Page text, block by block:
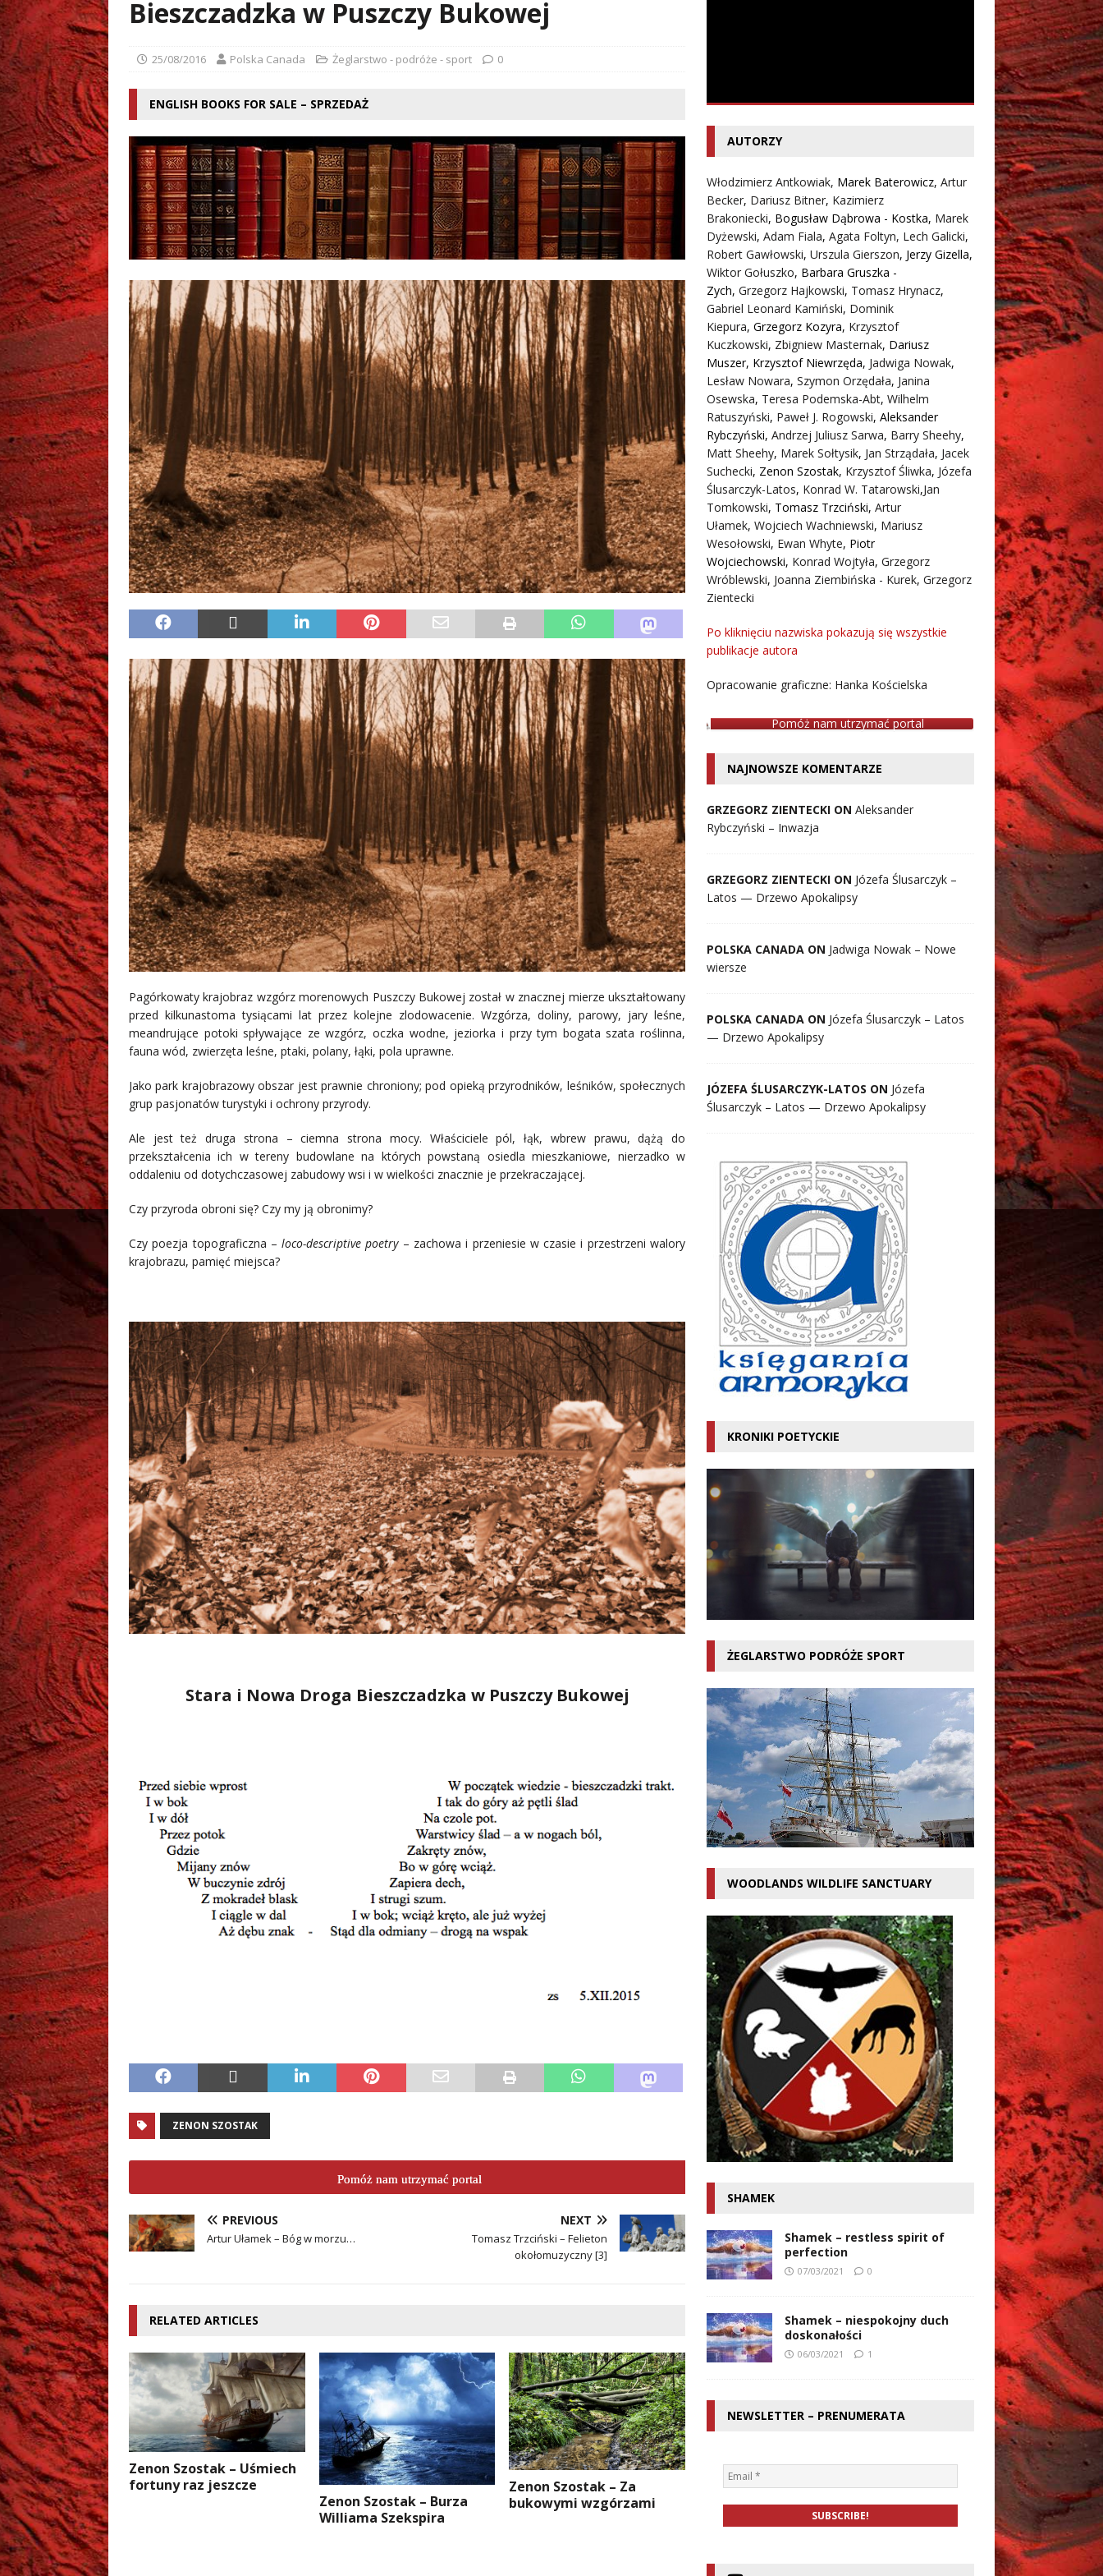
Bieszczadzka w Puszczy Bukowej
25/08/2016 Polska Canada Żeglarstwo - podróże - sport 0
ENGLISH BOOKS FOR SALE – SPRZEDAŻ
Pagórkowaty krajobraz wzgórz morenowych Puszczy Bukowej został w znacznej mierze ukształtowany
przed kilkunastoma tysiącami lat przez kolejne zlodowacenie. Wzgórza, doliny, parowy, jary leśne,
meandrujące potoki spływające ze wzgórz, oczka wodne, jeziorka i przy tym bogata szata roślinna,
fauna wód, zwierzęta leśne, ptaki, polany, łąki, pola uprawne.
Jako park krajobrazowy obszar jest prawnie chroniony; pod opieką przyrodników, leśników, społecznych
grup pasjonatów turystyki i ochrony przyrody.
Ale jest też druga strona – ciemna strona mocy. Właściciele pól, łąk, wbrew prawu, dążą do
przekształcenia ich w tereny budowlane na których powstaną osiedla mieszkaniowe, nierzadko w
oddaleniu od dotychczasowej zabudowy wsi i w wielkości znacznie je przekraczającej.
Czy przyroda obroni się? Czy my ją obronimy?
Czy poezja topograficzna –loco-descriptive poetry– zachowa i przeniesie w czasie i przestrzeni walory
krajobrazu, pamięć miejsca?
Stara i Nowa Droga Bieszczadzka w Puszczy Bukowej
ZENON SZOSTAK
Pomóż nam utrzymać portal
PREVIOUS
Artur Ułamek – Bóg w morzu…
NEXT
Tomasz Trzciński – Felieton
okołomuzyczny [3]
RELATED ARTICLES
Zenon Szostak – Uśmiech
fortuny raz jeszcze
Zenon Szostak – Burza
Williama Szekspira
Zenon Szostak – Za
bukowymi wzgórzami
AUTORZY
Włodzimierz Antkowiak, Marek Baterowicz, Artur
Becker, Dariusz Bitner, Kazimierz
Brakoniecki, Bogusław Dąbrowa - Kostka, Marek
Dyżewski, Adam Fiala, Agata Foltyn, Lech Galicki,
Robert Gawłowski, Urszula Gierszon, Jerzy Gizella,
Wiktor Gołuszko, Barbara Gruszka -
Zych, Grzegorz Hajkowski, Tomasz Hrynacz,
Gabriel Leonard Kamiński, Dominik
Kiepura, Grzegorz Kozyra, Krzysztof
Kuczkowski, Zbigniew Masternak, Dariusz
Muszer, Krzysztof Niewrzęda, Jadwiga Nowak,
Lesław Nowara, Szymon Orzędała, Janina
Osewska, Teresa Podemska-Abt, Wilhelm
Ratuszyński, Paweł J. Rogowski, Aleksander
Rybczyński, Andrzej Juliusz Sarwa, Barry Sheehy,
Matt Sheehy, Marek Sołtysik, Jan Strządała, Jacek
Suchecki, Zenon Szostak, Krzysztof Śliwka, Józefa
Ślusarczyk-Latos, Konrad W. Tatarowski,Jan
Tomkowski, Tomasz Trzciński, Artur
Ułamek, Wojciech Wachniewski, Mariusz
Wesołowski, Ewan Whyte, Piotr
Wojciechowski, Konrad Wojtyła, Grzegorz
Wróblewski, Joanna Ziembińska - Kurek, Grzegorz
Zientecki
Po kliknięciu nazwiska pokazują się wszystkie
publikacje autora
Opracowanie graficzne: Hanka Kościelska
Pomóż nam utrzymać portal
NAJNOWSZE KOMENTARZE
GRZEGORZ ZIENTECKI ON Aleksander
Rybczyński – Inwazja
GRZEGORZ ZIENTECKI ON Józefa Ślusarczyk –
Latos — Drzewo Apokalipsy
POLSKA CANADA ON Jadwiga Nowak – Nowe
wiersze
POLSKA CANADA ON Józefa Ślusarczyk – Latos
— Drzewo Apokalipsy
JÓZEFA ŚLUSARCZYK-LATOS ON Józefa
Ślusarczyk – Latos — Drzewo Apokalipsy
KRONIKI POETYCKIE
ŻEGLARSTWO PODRÓŻE SPORT
WOODLANDS WILDLIFE SANCTUARY
SHAMEK
Shamek – restless spirit of
perfection
07/03/2021 0
Shamek – niespokojny duch
doskonałości
06/03/2021 1
NEWSLETTER – PRENUMERATA